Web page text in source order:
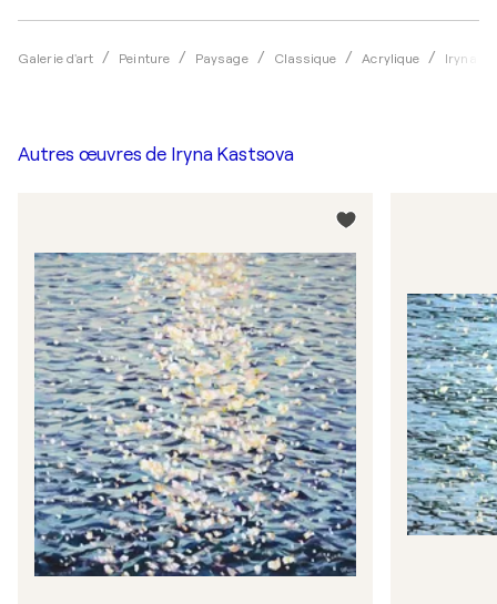
Galerie d'art Peinture Paysage Classique Acrylique Iryna
Autres œuvres de Iryna Kastsova